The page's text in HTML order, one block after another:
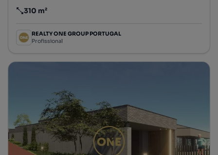
Preço por metro quadrado
310 m²
REALTY ONE GROUP PORTUGAL
Profissional